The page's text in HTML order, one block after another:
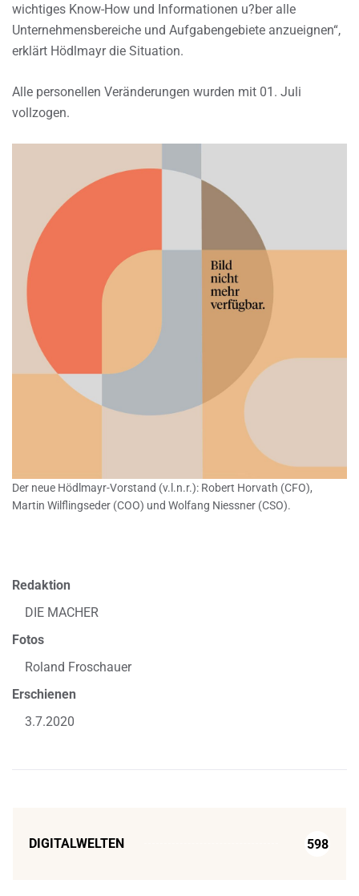
wichtiges Know-How und Informationen u?ber alle
Unternehmensbereiche und Aufgabengebiete anzueignen“,
erklärt Hödlmayr die Situation.
Alle personellen Veränderungen wurden mit 01. Juli
vollzogen.
Der neue Hödlmayr-Vorstand (v.l.n.r.): Robert Horvath (CFO),
Martin Wilflingseder (COO) und Wolfang Niessner (CSO).
Redaktion
DIE MACHER
Fotos
Roland Froschauer
Erschienen
3.7.2020
DIGITALWELTEN 598